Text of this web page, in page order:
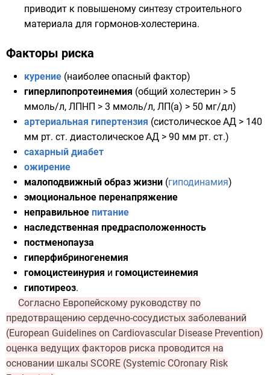
приводит к повышеному синтезу строительного
материала для гормонов-холестерина.
Факторы риска
курение (наиболее опасный фактор)
гиперлипопротеинемия (общий холестерин > 5
ммоль/л, ЛПНП > 3 ммоль/л, ЛП(a) > 50 мг/дл)
артериальная гипертензия (систолическое АД > 140
мм рт. ст. диастолическое АД > 90 мм рт. ст.)
сахарный диабет
ожирение
малоподвижный образ жизни (гиподинамия)
эмоциональное перенапряжение
неправильное питание
наследственная предрасположенность
постменопауза
гиперфибриногенемия
гомоцистеинурия и гомоцистеинемия
гипотиреоз.
Согласно Европейскому руководству по
предотвращению сердечно-сосудистых заболеваний
(European Guidelines on Cardiovascular Disease Prevention)
оценка ведущих факторов риска проводится на
основании шкалы SCORE (Systemic COronary Risk